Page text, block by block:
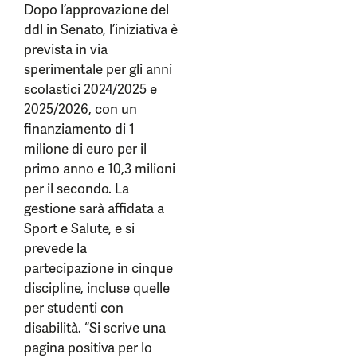
Dopo l’approvazione del
ddl in Senato, l’iniziativa è
prevista in via
sperimentale per gli anni
scolastici 2024/2025 e
2025/2026, con un
finanziamento di 1
milione di euro per il
primo anno e 10,3 milioni
per il secondo. La
gestione sarà affidata a
Sport e Salute, e si
prevede la
partecipazione in cinque
discipline, incluse quelle
per studenti con
disabilità. “Si scrive una
pagina positiva per lo